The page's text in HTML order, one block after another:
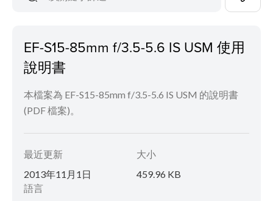
EF-S15-85mm f/3.5-5.6 IS USM 使用
說明書
本檔案為 EF-S15-85mm f/3.5-5.6 IS USM 的說明書
(PDF 檔案)。
最近更新
2013年11月1日
大小
459.96 KB
語言